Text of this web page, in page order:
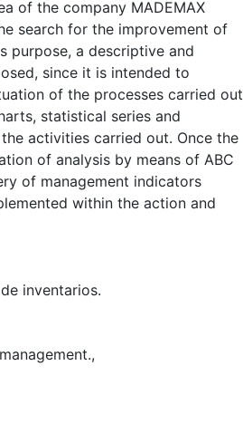
of the company MADEMAX
search for the improvement of
purpose, a descriptive and
since it is intended to
of the processes carried out
statistical series and
activities carried out. Once the
of analysis by means of ABC
of management indicators
within the action and
inventarios.
,